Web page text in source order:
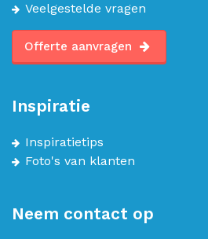
Veelgestelde vragen
Offerte aanvragen
Inspiratie
Inspiratietips
Foto's van klanten
Neem contact op